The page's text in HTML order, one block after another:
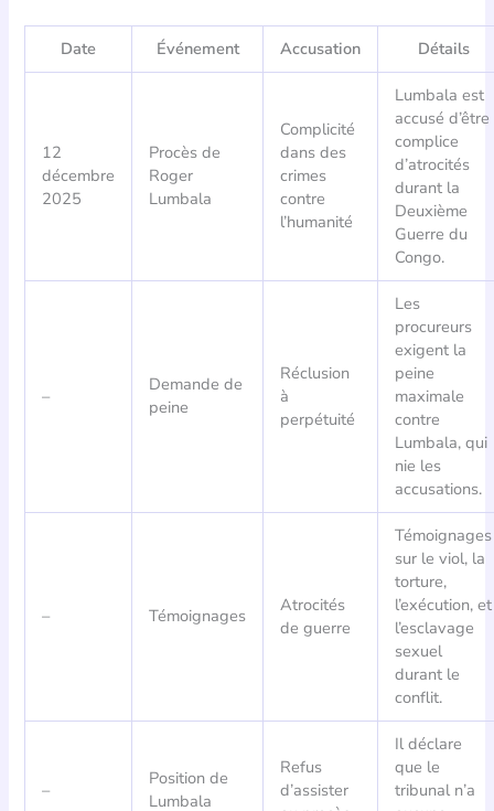
Date Événement Accusation Détails
12
décembre
2025
Procès de
Roger
Lumbala
Complicité
dans des
crimes
contre
l’humanité
Lumbala est
accusé d’être
complice
d’atrocités
durant la
Deuxième
Guerre du
Congo.
–
Demande de
peine
Réclusion
à
perpétuité
Les
procureurs
exigent la
peine
maximale
contre
Lumbala, qui
nie les
accusations.
– Témoignages
Atrocités
de guerre
Témoignages
sur le viol, la
torture,
l’exécution, et
l’esclavage
sexuel
durant le
conflit.
–
Position de
Lumbala
Refus
d’assister
Il déclare
que le
tribunal n’a